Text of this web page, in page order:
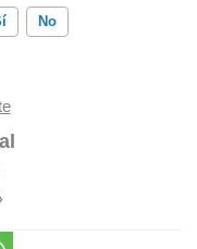
No
me ayudó